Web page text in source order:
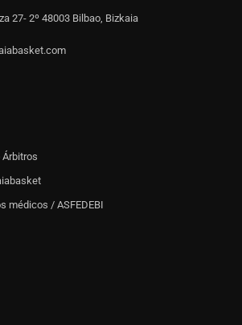
27- 2º 48003 Bilbao, Bizkaia
médicos / ASFEDEBI